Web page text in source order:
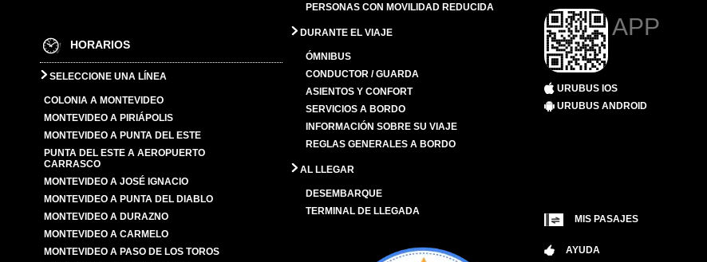
HORARIOS
SELECCIONE UNA LÍNEA
COLONIA A MONTEVIDEO
MONTEVIDEO A PIRIÁPOLIS
MONTEVIDEO A PUNTA DEL ESTE
PUNTA DEL ESTE A AEROPUERTO
CARRASCO
MONTEVIDEO A JOSÉ IGNACIO
MONTEVIDEO A PUNTA DEL DIABLO
MONTEVIDEO A DURAZNO
MONTEVIDEO A CARMELO
MONTEVIDEO A PASO DE LOS TOROS
PERSONAS CON MOVILIDAD REDUCIDA
DURANTE EL VIAJE
ÓMNIBUS
CONDUCTOR / GUARDA
ASIENTOS Y CONFORT
SERVICIOS A BORDO
INFORMACIÓN SOBRE SU VIAJE
REGLAS GENERALES A BORDO
AL LLEGAR
DESEMBARQUE
TERMINAL DE LLEGADA
APP
URUBUS IOS
URUBUS ANDROID
MIS PASAJES
AYUDA